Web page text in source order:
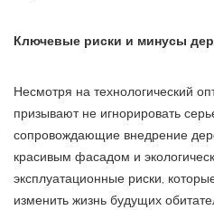
Ключевые риски и минусы
Несмотря на технологический
призывают не игнорировать
сопровождающие внедрение
красивым фасадом и
эксплуатационные риски,
изменить жизнь будущих